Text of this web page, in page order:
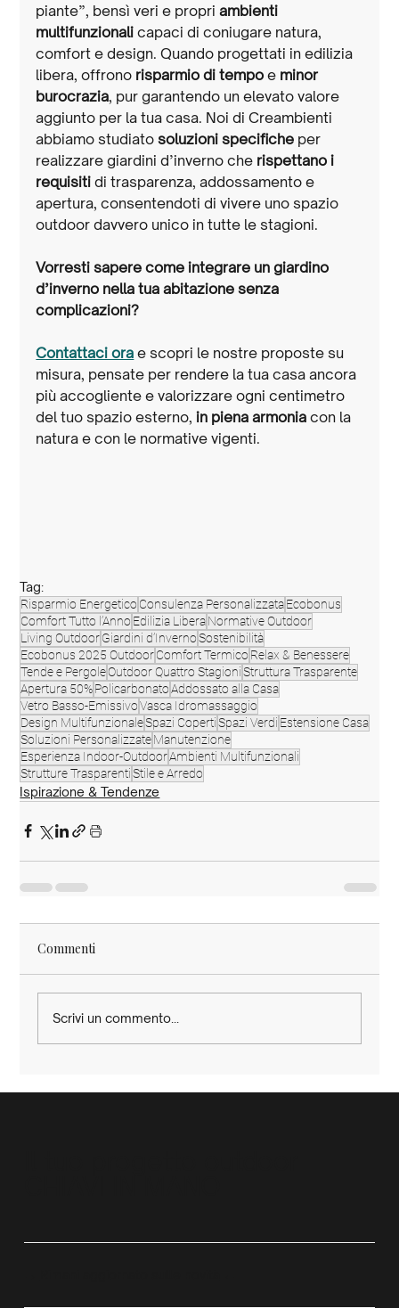
piante”, bensì veri e propri ambienti
multifunzionali capaci di coniugare natura,
comfort e design. Quando progettati in edilizia
libera, offrono risparmio di tempo e minor
burocrazia, pur garantendo un elevato valore
aggiunto per la tua casa. Noi di Creambienti
abbiamo studiato soluzioni specifiche per
realizzare giardini d’inverno che rispettano i
requisiti di trasparenza, addossamento e
apertura, consentendoti di vivere uno spazio
outdoor davvero unico in tutte le stagioni.
Vorresti sapere come integrare un giardino
d’inverno nella tua abitazione senza
complicazioni?
Contattaci ora e scopri le nostre proposte su
misura, pensate per rendere la tua casa ancora
più accogliente e valorizzare ogni centimetro
del tuo spazio esterno, in piena armonia con la
natura e con le normative vigenti.
Tag:
Risparmio Energetico Consulenza PersonalizzataEcobonus
Comfort Tutto l’Anno Edilizia LiberaNormative Outdoor
Living OutdoorGiardini d’Inverno Sostenibilità
Ecobonus 2025 OutdoorComfort Termico Relax & Benessere
Tende e PergoleOutdoor Quattro Stagioni Struttura Trasparente
Apertura 50%Policarbonato Addossato alla Casa
Vetro Basso-Emissivo Vasca Idromassaggio
Design MultifunzionaleSpazi Coperti Spazi Verdi Estensione Casa
Soluzioni PersonalizzateManutenzione
Esperienza Indoor-OutdoorAmbienti Multifunzionali
Strutture Trasparenti Stile e Arredo
Ispirazione & Tendenze
Commenti
Scrivi un commento...